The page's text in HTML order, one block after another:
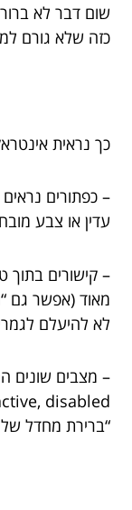
שום דבר לא
כזה שלא גורם
כך נראית
– כפתורים נראים
עדין או צבע
– קישורים בתוך
לא להיעלם
“ברירת מחדל